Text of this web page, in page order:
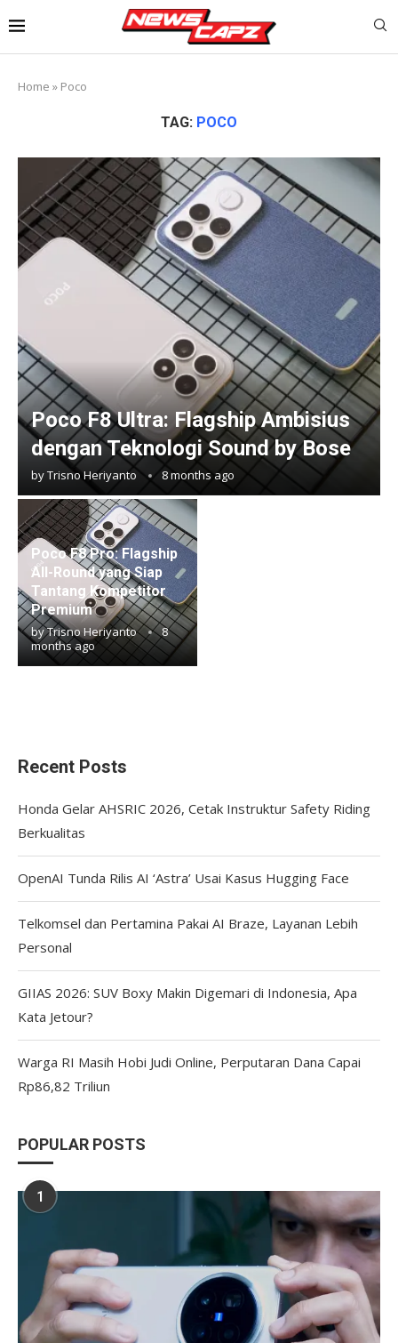
Home » Poco
TAG: POCO
Poco F8 Ultra: Flagship Ambisius
dengan Teknologi Sound by Bose
byTrisno Heriyanto 8 months ago
Poco F8 Pro: Flagship
All-Round yang Siap
Tantang Kompetitor
Premium
byTrisno Heriyanto
8
months ago
Recent Posts
Honda Gelar AHSRIC 2026, Cetak Instruktur Safety Riding
Berkualitas
OpenAI Tunda Rilis AI ‘Astra’ Usai Kasus Hugging Face
Telkomsel dan Pertamina Pakai AI Braze, Layanan Lebih
Personal
GIIAS 2026: SUV Boxy Makin Digemari di Indonesia, Apa
Kata Jetour?
Warga RI Masih Hobi Judi Online, Perputaran Dana Capai
Rp86,82 Triliun
POPULAR POSTS
1